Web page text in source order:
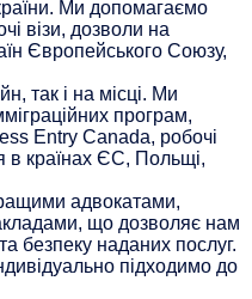
Ми допомагаємо
візи, дозволи на
Європейського Союзу,
так і на місці. Ми
програм,
Entry Canada, робочі
в країнах ЄС, Польщі,
адвокатами,
що дозволяє нам
безпеку наданих послуг.
підходимо до